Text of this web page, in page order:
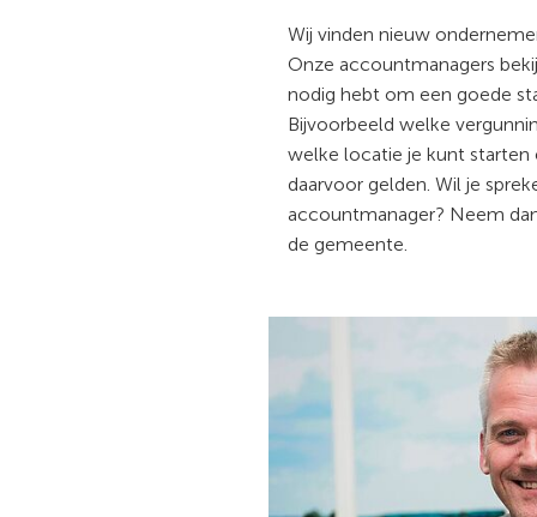
Wij vinden nieuw
Onze accountmanagers
nodig hebt om een goede
Bijvoorbeeld welke
welke locatie je kunt starten
daarvoor gelden. Wil je
accountmanager? Neem
de gemeente.